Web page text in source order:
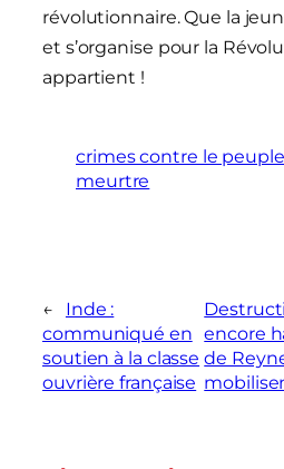
révolutionnaire. Que la
et s’organise pour la
appartient !
crimes contre le peuple
meurtre
←
Inde :
communiqué en
soutien à la classe
ouvrière française
encore
de